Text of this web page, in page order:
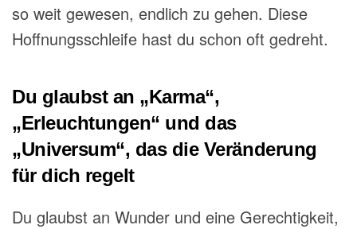
so weit gewesen, endlich zu gehen. Diese
Hoffnungsschleife hast du schon oft gedreht.
Du glaubst an „Karma“,
„Erleuchtungen“ und das
„Universum“, das die Veränderung
für dich regelt
Du glaubst an Wunder und eine Gerechtigkeit,